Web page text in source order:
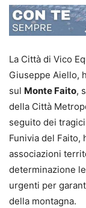
La Città di Vico
Giuseppe Aiello,
sul Monte Faito,
della Città
seguito dei
Funivia del
associazioni
determinazione
urgenti per
della montagna.